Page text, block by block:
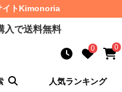
ト Kimonoria
入で送料無料
0 0
人気ランキング